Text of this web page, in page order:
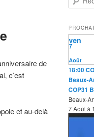
de
c’est
et au-delà
e
h
e
r
h
e
Août
7
ven
18:00
Beaux-
COP31
Beaux-
7 Août à